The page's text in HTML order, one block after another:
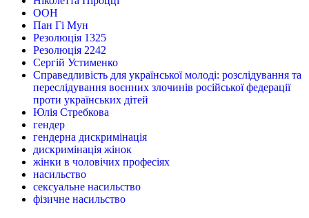
ООН
Пан Гі Мун
Резолюція 1325
Резолюція 2242
Сергій Устименко
Справедливість для української молоді: розслідування та
переслідування воєнних злочинів російської федерації
проти українських дітей
Юлія Стребкова
гендер
гендерна дискримінація
дискримінація жінок
жінки в чоловічих професіях
насильство
сексуальне насильство
фізичне насильство